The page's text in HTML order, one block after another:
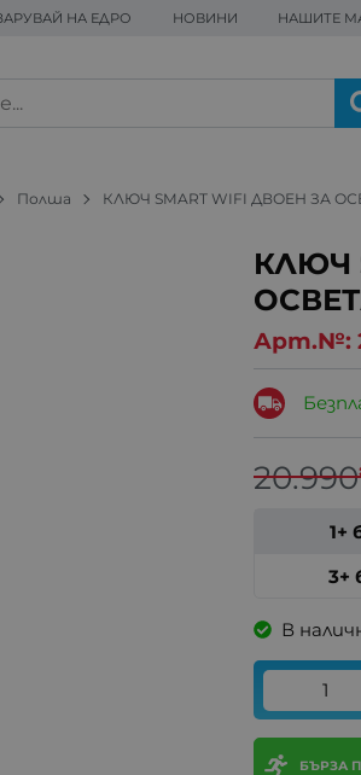
НА ЕДРО НОВИНИ НАШИТЕ
Полша КЛЮЧ SMART WIFI ДВОЕН ЗА
КЛЮЧ
Арт.№:
20.990
1+
3+
В
БЪРЗА